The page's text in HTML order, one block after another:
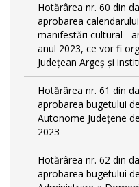
Hotărârea nr. 60 din
aprobarea
manifestări cultural -
anul 2023, ce vor fi
Judeţean Argeş şi
Hotărârea nr. 61 din
aprobarea bugetului
Autonome Județene
2023
Hotărârea nr. 62 din
aprobarea bugetului